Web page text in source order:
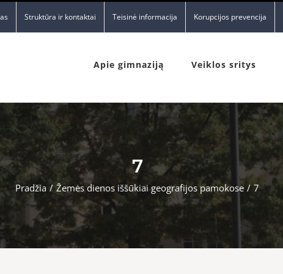
Struktūra ir kontaktai Teisinė informacija Korupcijos prevencija
Apie gimnaziją Veiklos sritys
7
Pradžia / Žemės dienos iššūkiai geografijos pamokose / 7